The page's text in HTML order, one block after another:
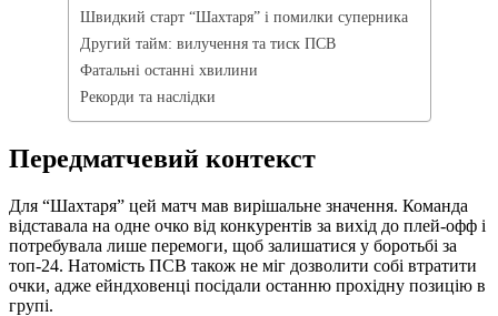
Швидкий старт “Шахтаря” і помилки суперника
Другий тайм: вилучення та тиск ПСВ
Фатальні останні хвилини
Рекорди та наслідки
Передматчевий контекст
Для “Шахтаря” цей матч мав вирішальне значення. Команда
відставала на одне очко від конкурентів за вихід до плей-офф і
потребувала лише перемоги, щоб залишатися у боротьбі за
топ-24. Натомість ПСВ також не міг дозволити собі втратити
очки, адже ейндховенці посідали останню прохідну позицію в
групі.